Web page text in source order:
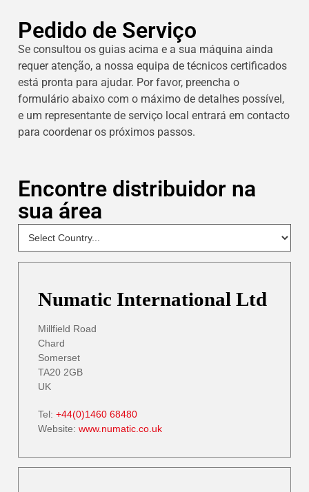
Pedido de Serviço
Se consultou os guias acima e a sua máquina ainda
requer atenção, a nossa equipa de técnicos certificados
está pronta para ajudar. Por favor, preencha o
formulário abaixo com o máximo de detalhes possível,
e um representante de serviço local entrará em contacto
para coordenar os próximos passos.
Encontre distribuidor na
sua área
NEW
Select
Numatic International Ltd
Millfield Road
Chard
Somerset
TA20 2GB
UK
Tel: +44(0)1460 68480
Website: www.numatic.co.uk